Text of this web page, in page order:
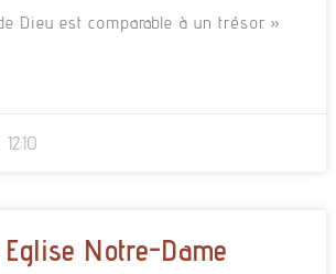
Dieu est comparable à un trésor. »
12:10
Notre-Dame